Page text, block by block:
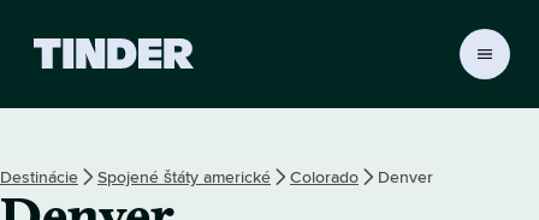
s
Destinácie Spojené štáty americké Colorado Denver